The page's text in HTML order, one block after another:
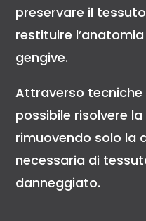
preservare il
restituire
gengive.
Attraverso
possibile risolvere
rimuovendo solo
necessaria di
danneggiato.